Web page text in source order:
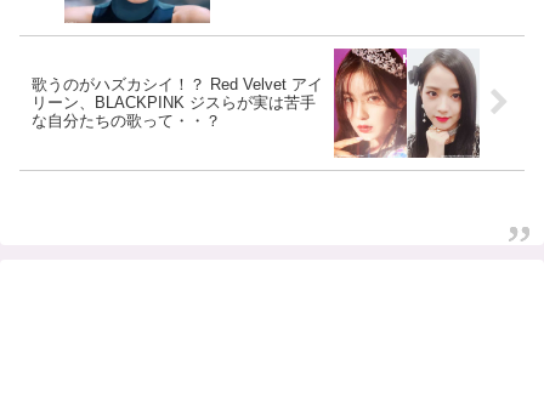
歌うのがハズカシイ！？ Red Velvet アイ
リーン、BLACKPINK ジスらが実は苦手
な自分たちの歌って・・？